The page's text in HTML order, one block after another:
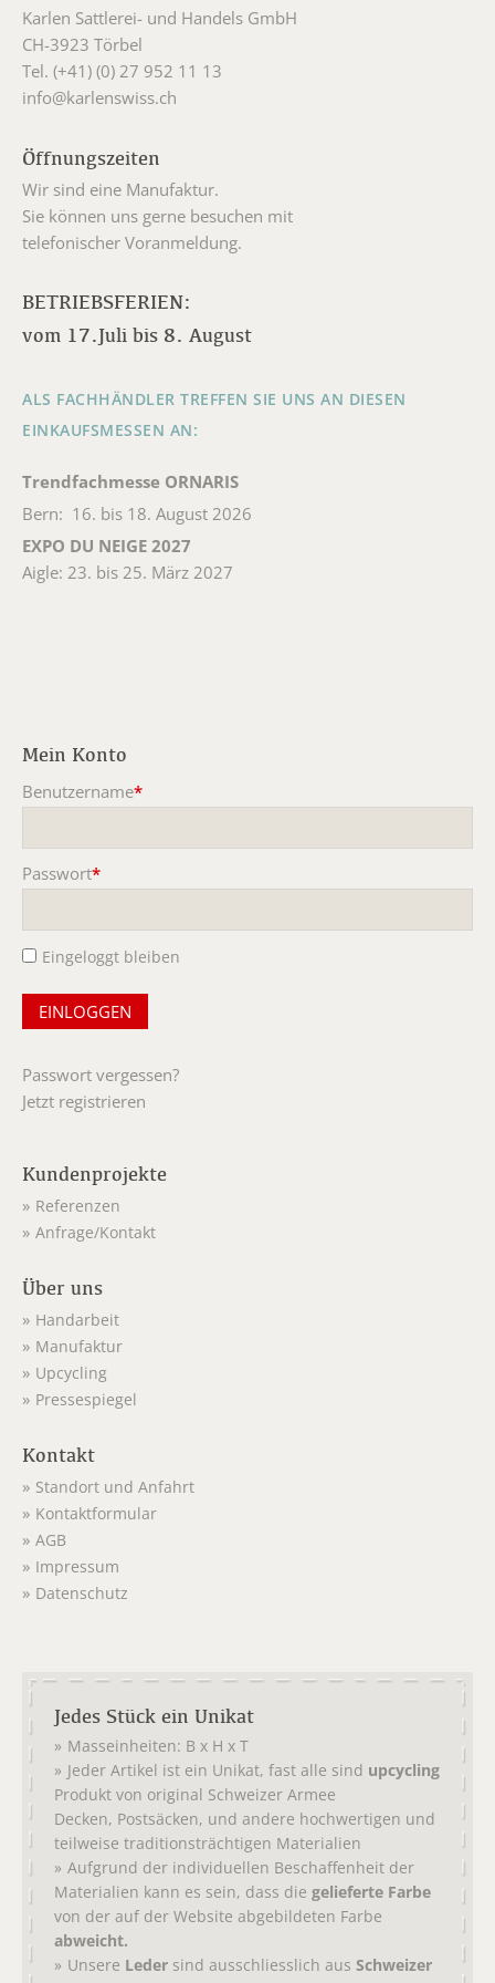
Karlen Sattlerei- und Handels GmbH
CH-3923 Törbel
Tel. (+41) (0) 27 952 11 13
info@karlenswiss.ch
Öffnungszeiten
Wir sind eine Manufaktur.
Sie können uns gerne besuchen mit
telefonischer Voranmeldung.
BETRIEBSFERIEN:
vom 17.Juli bis 8. August
ALS FACHHÄNDLER TREFFEN SIE UNS AN DIESEN
EINKAUFSMESSEN AN:
Trendfachmesse ORNARIS
Bern: 16. bis 18. August 2026
EXPO DU NEIGE 2027
Aigle: 23. bis 25. März 2027
Mein Konto
Benutzername*
Passwort*
Eingeloggt bleiben
Passwort vergessen?
Jetzt registrieren
Kundenprojekte
Referenzen
Anfrage/Kontakt
Über uns
Handarbeit
Manufaktur
Upcycling
Pressespiegel
Kontakt
Standort und Anfahrt
Kontaktformular
AGB
Impressum
Datenschutz
Jedes Stück ein Unikat
Masseinheiten: B x H x T
Jeder Artikel ist ein Unikat, fast alle sind upcycling
Produkt von original Schweizer Armee
Decken, Postsäcken, und andere hochwertigen und
teilweise traditionsträchtigen Materialien
Aufgrund der individuellen Beschaffenheit der
Materialien kann es sein, dass die gelieferte Farbe
von der auf der Website abgebildeten Farbe
abweicht.
Unsere Leder sind ausschliesslich aus Schweizer